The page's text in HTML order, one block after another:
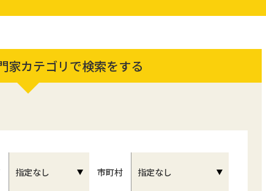
カテゴリで検索をする
市町村